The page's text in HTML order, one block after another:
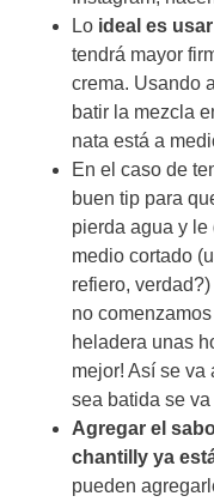
Lo ideal es
tendrá mayor
crema. Usando
batir la mezcla
nata está a
En el caso de
buen tip para
pierda agua y le
medio cortado
refiero,
no
heladera unas
mejor! Así se va
sea batida se
Agregar el
chantilly ya
pueden